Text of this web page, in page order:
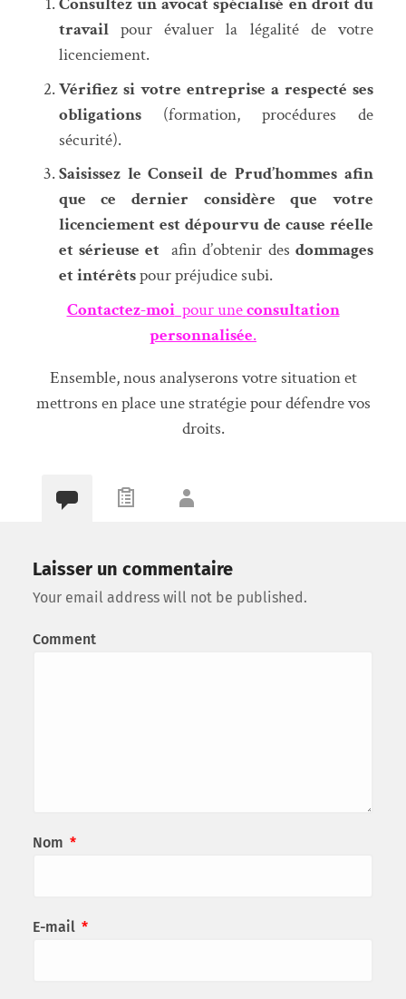
travailpour évaluer la légalité de votre
licenciement.
Vérifiez si votre entreprise a respecté ses
obligations(formation, procédures de
sécurité).
Saisissez le Conseil de Prud’hommes afin
que ce dernier considère que votre
licenciement est dépourvu de cause réelle
et sérieuse et afin d’obtenir desdommages
et intérêtspour préjudice subi.
Contactez-moipour uneconsultation
personnalisée.
Ensemble, nous analyserons votre situation et
mettrons en place une stratégie pour défendre vos
droits.
Laisser un commentaire
Your email address will not be published.
Comment
Nom *
E-mail *